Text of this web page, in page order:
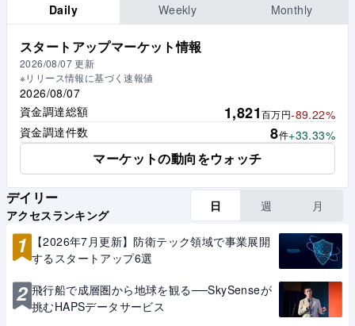
Daily Weekly Monthly
スタートアップマーケット情報
2026/08/07 更新
※リリース情報に基づく速報値
2026/08/07
資金調達総額
1,821百万円-89.22%
資金調達件数
8件+33.33%
マーケットの動向をウォッチ
デイリー
アクセスランキング
日 週 月
1
【2026年7月更新】防衛テック領域で事業展開
するスタートアップ6選
2 飛行船で成層圏から地球を観る──SkySenseが
挑むHAPSデータサービス